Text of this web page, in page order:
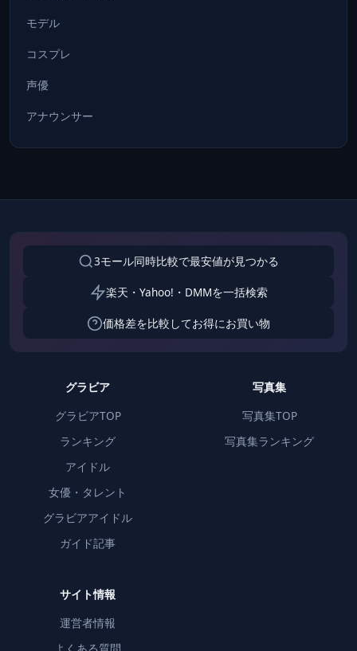
モデル
コスプレ
声優
アナウンサー
3モール同時比較で最安値が見つかる
楽天・Yahoo!・DMMを一括検索
価格差を比較してお得にお買い物
グラビア
グラビアTOP
ランキング
アイドル
女優・タレント
グラビアアイドル
ガイド記事
写真集
写真集TOP
写真集ランキング
サイト情報
運営者情報